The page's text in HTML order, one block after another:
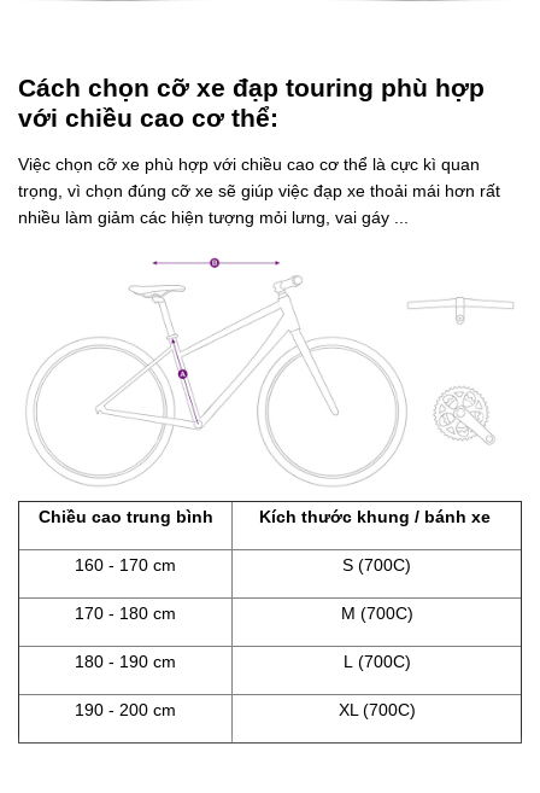
Cách chọn cỡ xe đạp touring phù hợp
với chiều cao cơ thể:
Việc chọn cỡ xe phù hợp với chiều cao cơ thể là cực kì quan
trọng, vì chọn đúng cỡ xe sẽ giúp việc đạp xe thoải mái hơn rất
nhiều làm giảm các hiện tượng mỏi lưng, vai gáy ...
Chiều cao trung bình Kích thước khung / bánh xe
160 - 170 cm S (700C)
170 - 180 cm M (700C)
180 - 190 cm L (700C)
190 - 200 cm XL (700C)